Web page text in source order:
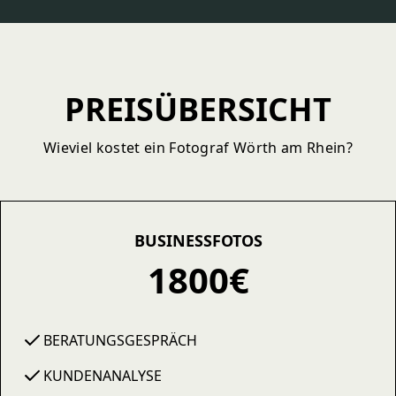
PREISÜBERSICHT
Wieviel kostet ein Fotograf Wörth am Rhein?
BUSINESSFOTOS
1800€
BERATUNGSGESPRÄCH
KUNDENANALYSE